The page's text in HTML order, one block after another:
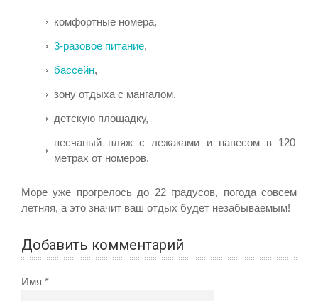
комфортные номера,
3-разовое питание,
бассейн,
зону отдыха с мангалом,
детскую площадку,
песчаный пляж с лежаками и навесом в 120
метрах от номеров.
Море уже прогрелось до 22 градусов, погода совсем
летняя, а это значит ваш отдых будет незабываемым!
Добавить комментарий
Имя